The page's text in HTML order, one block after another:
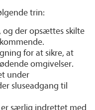
trin:
og der opsættes skilte
for at sikre, at
omgivelser.
under
sluseadgang til
særlig indrettet med